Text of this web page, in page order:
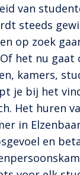
van
steeds
op zoek
het nu gaat
kamers,
je bij het
Het huren
in
en